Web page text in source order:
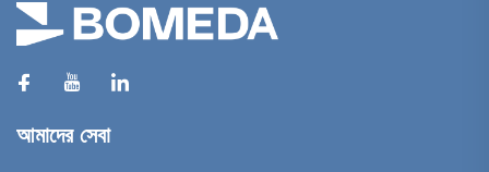
আমাদের সেবা